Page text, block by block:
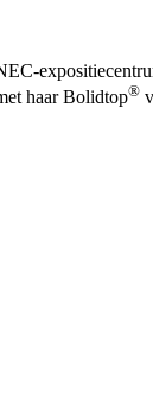
haar Bolidtop®